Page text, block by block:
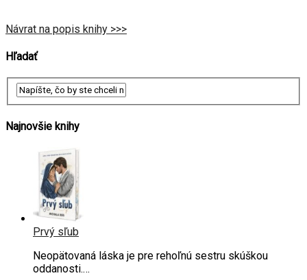
Návrat na popis knihy >>>
Hľadať
Najnovšie knihy
Prvý sľub
Neopätovaná láska je pre rehoľnú sestru skúškou
oddanosti.…